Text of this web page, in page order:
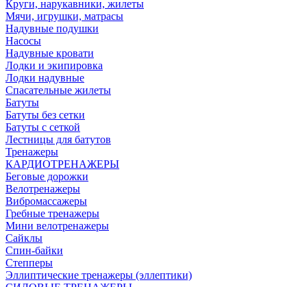
Круги, нарукавники, жилеты
Мячи, игрушки, матрасы
Надувные подушки
Насосы
Надувные кровати
Лодки и экипировка
Лодки надувные
Спасательные жилеты
Батуты
Батуты без сетки
Батуты с сеткой
Лестницы для батутов
Тренажеры
КАРДИОТРЕНАЖЕРЫ
Беговые дорожки
Велотренажеры
Вибромассажеры
Гребные тренажеры
Мини велотренажеры
Сайклы
Спин-байки
Степперы
Эллиптические тренажеры (эллептики)